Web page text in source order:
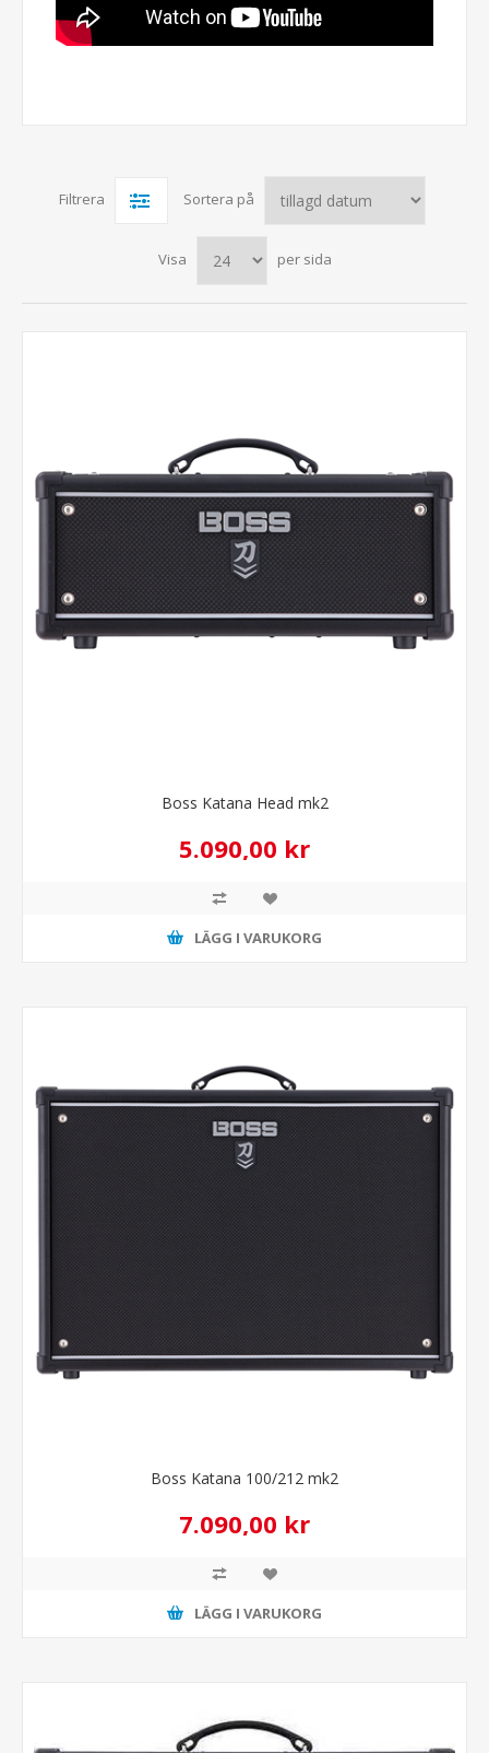
Filtrera Sortera på
Visa per sida
Boss Katana Head mk2
5.090,00 kr
LÄGG I VARUKORG
Boss Katana 100/212 mk2
7.090,00 kr
LÄGG I VARUKORG